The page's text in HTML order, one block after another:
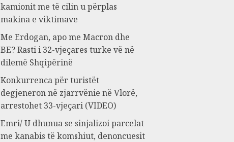
kamionit me të cilin u përplas
makina e viktimave
Me Erdogan, apo me Macron dhe
BE? Rasti i 32-vjeçares turke vë në
dilemë Shqipërinë
Konkurrenca për turistët
degjeneron në zjarrvënie në Vlorë,
arrestohet 33-vjeçari (VIDEO)
Emri/ U dhunua se sinjalizoi parcelat
me kanabis të komshiut, denoncuesit